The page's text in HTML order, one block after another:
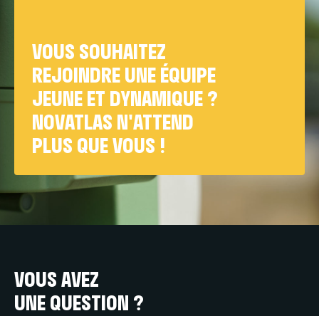
VOUS SOUHAITEZ
REJOINDRE UNE ÉQUIPE
JEUNE ET DYNAMIQUE ?
NOVATLAS N'ATTEND
PLUS QUE VOUS !
VOUS AVEZ
UNE QUESTION ?